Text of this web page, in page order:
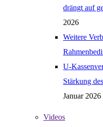
drängt auf
2026
Weitere
U-
Stärkung
Januar 2026
Videos